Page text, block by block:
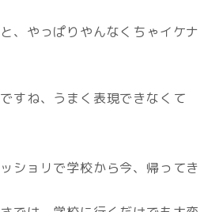
、やっぱりやんなくちゃイケナ
すね、うまく表現できなくて
ショリで学校から今、帰ってき